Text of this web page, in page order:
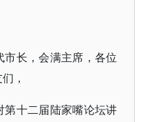
长，会满主席，各位
，
十二届陆家嘴论坛讲